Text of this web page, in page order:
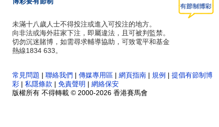
未滿十八歲人士不得投注或進入可投注的地方。
向非法或海外莊家下注，即屬違法，且可被判監禁。
切勿沉迷賭博，如需尋求輔導協助，可致電平和基金
熱線1834 633。
常見問題 | 聯絡我們 | 傳媒專用區 | 網頁指南 | 規例 | 提倡有節制博
彩 | 私隱條款 | 免責聲明 | 網絡保安
版權所有 不得轉載 © 2000-2026 香港賽馬會